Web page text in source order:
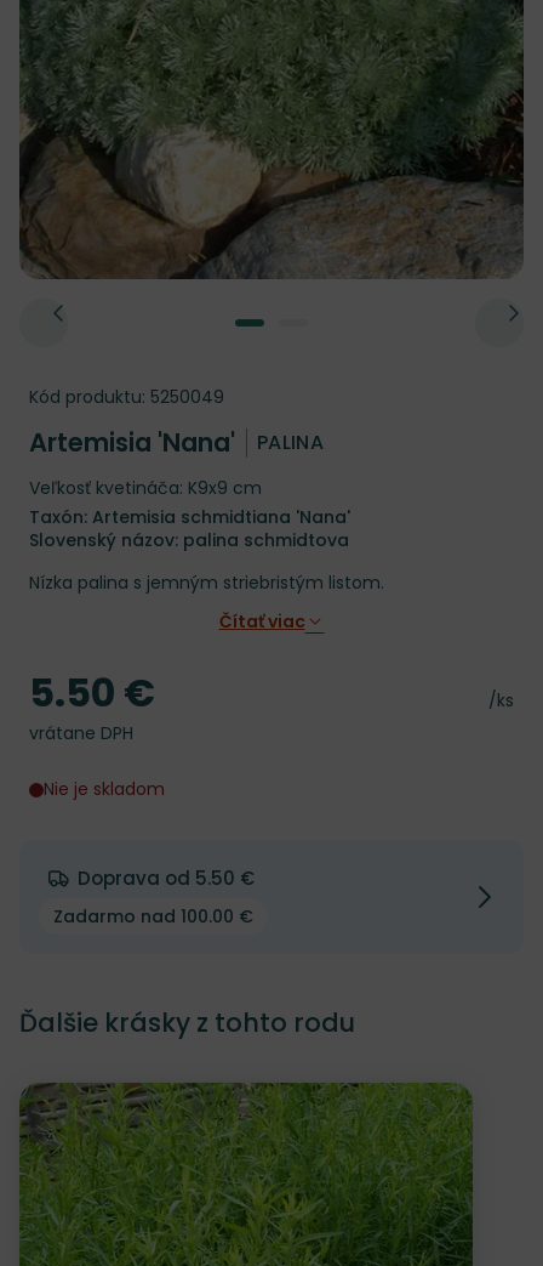
Kód produktu: 5250049
Artemisia 'Nana' PALINA
Veľkosť kvetináča: K9x9 cm
Taxón: Artemisia schmidtiana 'Nana'
Slovenský názov: palina schmidtova
Nízka palina s jemným striebristým listom.
Čítať viac
Cena
/ks
Cena
5.50 €
vrátane DPH
Nie je skladom
Doprava od 5.50 €
Zadarmo nad 100.00 €
Ďalšie krásky z tohto rodu